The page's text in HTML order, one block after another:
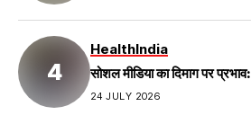
HealthIndia
सोशल मीडिया का दिमाग पर प्रभाव:
24 JULY 2026